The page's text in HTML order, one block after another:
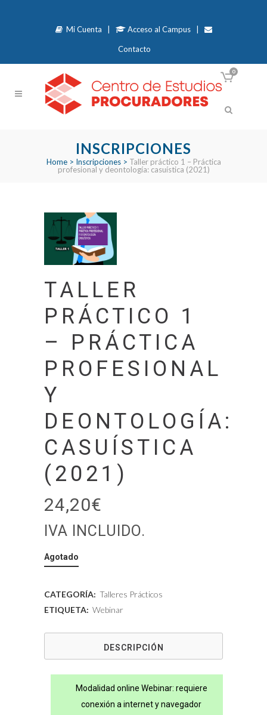
Mi Cuenta Acceso al Campus|
Contacto
0
INSCRIPCIONES
Home> Inscripciones> Taller práctico 1 – Práctica
profesional y deontología: casuística (2021)
TALLER
PRÁCTICO 1
– PRÁCTICA
PROFESIONAL
Y
DEONTOLOGÍA:
CASUÍSTICA
(2021)
24,20€
IVA INCLUIDO.
Agotado
CATEGORÍA: Talleres Prácticos
ETIQUETA: Webinar
DESCRIPCIÓN
Modalidad online Webinar: requiere
conexión a internet y navegador